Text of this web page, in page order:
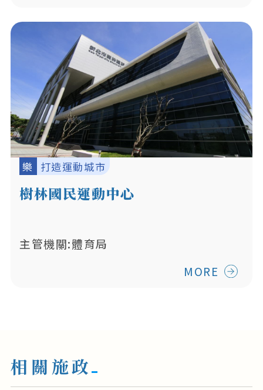
樂 打造運動城市
樹林國民運動中心
主管機關:體育局
MORE
相關施政